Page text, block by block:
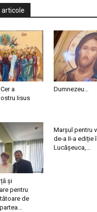
a
Iisus
Dumnezeu…
și
pentru
de
Marșul pentru
de-a II-a ediție
Lucășeuca,...